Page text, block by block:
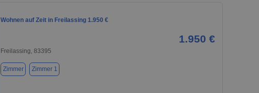
Wohnen auf Zeit in Freilassing 1.950 €
1.950 €
Freilassing, 83395
Zimmer Zimmer 1